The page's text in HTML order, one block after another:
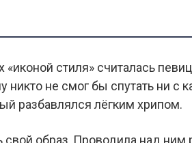
стиля» считалась
не смог бы спутать ни с
разбавлялся лёгким хрипом.
свой образ, Проводила над ним